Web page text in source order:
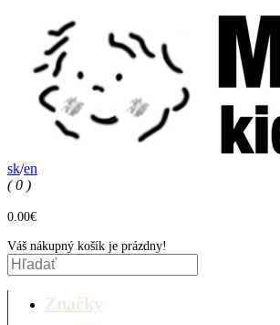
sk/en
( 0 )
0.00€
Váš nákupný košík je prázdny!
Značky